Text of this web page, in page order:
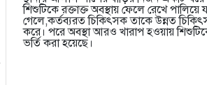
শিশুটিকে রক্তাক্ত অবস্থায় ফেলে রেখে পালিয়ে
গেলে,কর্তব্যরত চিকিৎসক তাকে উন্নত
করে। পরে অবস্থা আরও খারাপ হওয়ায়
ভর্তি করা হয়েছে।